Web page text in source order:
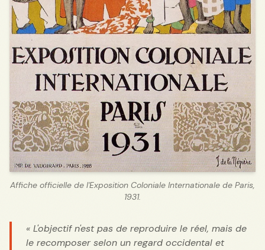
Affiche officielle de l'Exposition Coloniale Internationale de Paris,
1931.
« L'objectif n'est pas de reproduire le réel, mais de
le recomposer selon un regard occidental et